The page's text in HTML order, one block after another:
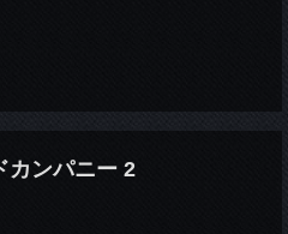
カンパニー 2